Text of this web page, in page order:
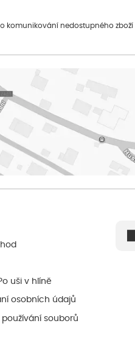
komunikování nedostupného
uši v hlíně
osobních údajů
souborů